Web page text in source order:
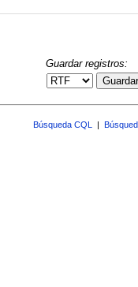
Guardar registros:
Guardar
Búsqueda CQL